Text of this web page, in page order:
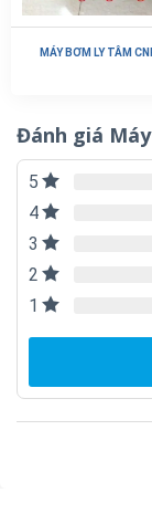
MÁY BƠM LY TÂM
Đánh giá
5
4
3
2
1